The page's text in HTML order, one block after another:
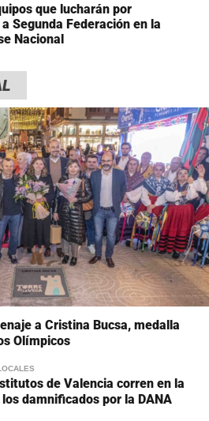
que lucharán por
Segunda Federación en la
Nacional
a Cristina Bucsa, medalla
Olímpicos
de Valencia corren en la
damnificados por la DANA